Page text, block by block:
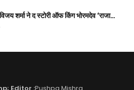
शर्मा ने द स्टोरी ऑफ किंग भोरमदेव ‘राजा…